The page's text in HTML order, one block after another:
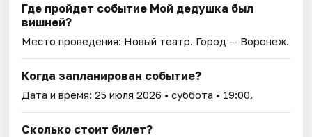
Где пройдет событие Мой дедушка был
вишней?
Место проведения: Новый театр. Город — Воронеж.
Когда запланирован событие?
Дата и время:25 июля 2026 • суббота • 19:00.
Сколько стоит билет?